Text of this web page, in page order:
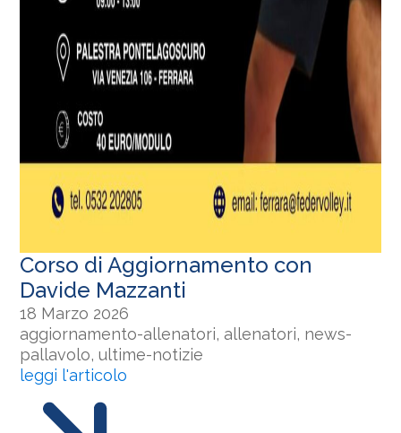
Corso di Aggiornamento con
Davide Mazzanti
18 Marzo 2026
aggiornamento-allenatori, allenatori, news-
pallavolo, ultime-notizie
leggi l'articolo